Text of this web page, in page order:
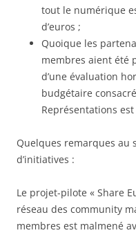
tout le numérique
d’euros ;
Quoique les
membres aient été
d’une évaluation
budgétaire
Représentations
Quelques remarques au
d’initiatives :
Le projet-pilote « Share
réseau des community
membres est malmené